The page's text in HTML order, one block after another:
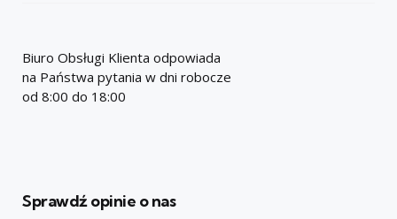
Biuro Obsługi Klienta odpowiada
na Państwa pytania w dni robocze
od 8:00 do 18:00
Sprawdź opinie o nas